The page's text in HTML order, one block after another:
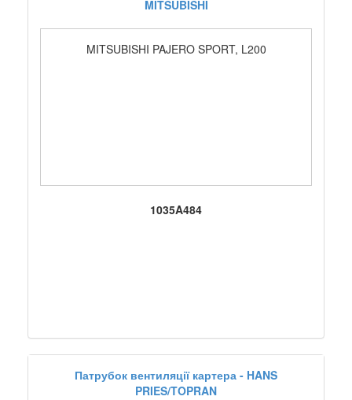
MITSUBISHI
MITSUBISHI PAJERO SPORT, L200
1035A484
Патрубок вентиляції картера - HANS
PRIES/TOPRAN